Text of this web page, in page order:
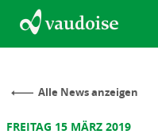
Alle News anzeigen
FREITAG 15 MÄRZ 2019